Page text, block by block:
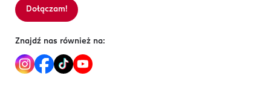
Dołączam!
Znajdź nas również na: